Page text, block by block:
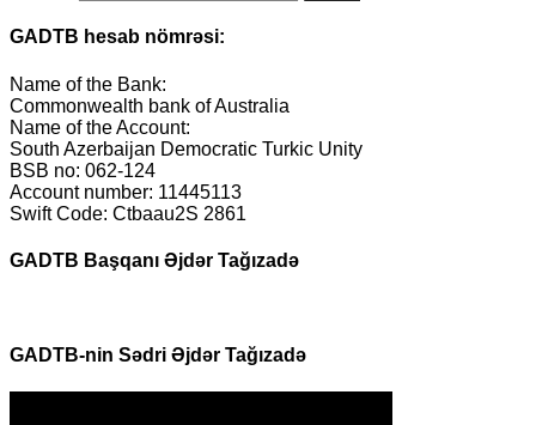
GADTB hesab nömrəsi:
Name of the Bank:
Commonwealth bank of Australia
Name of the Account:
South Azerbaijan Democratic Turkic Unity
BSB no: 062-124
Account number: 11445113
Swift Code: Ctbaau2S 2861
GADTB Başqanı Əjdər Tağızadə
GADTB-nin Sədri Əjdər Tağızadə